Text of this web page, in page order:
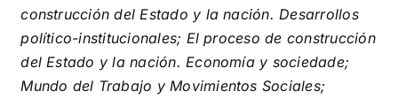
construcción del Estado y la nación. Desarrollos
político-institucionales; El proceso de construcción
del Estado y la nación. Economía y sociedade;
Mundo del Trabajo y Movimientos Sociales;